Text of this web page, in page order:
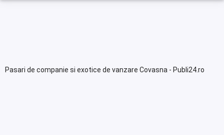
Pasari de companie si exotice de vanzare Covasna - Publi24.ro